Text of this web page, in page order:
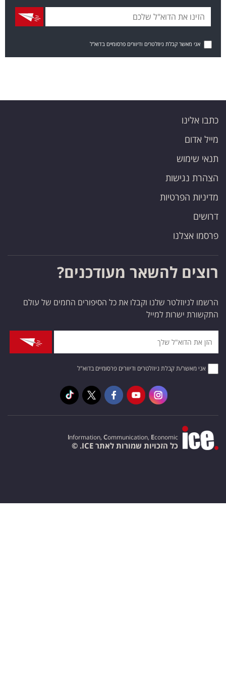
אני מאשר קבלת ניוזלטרים ודיוורים פרסומיים בדוא"ל
כתבו אלינו
מייל אדום
תנאי שימוש
הצהרת נגישות
מדיניות הפרטיות
דרושים
פרסמו אצלנו
רוצים להשאר מעודכנים?
הרשמו לניוזלטר שלנו וקבלו את כל הסיפורים החמים של עולם
התקשורת ישרות למייל
אני מאשר/ת קבלת ניוזלטרים ודיוורים פרסומיים בדוא"ל
Information, Communication, Economic
כל הזכויות שמורות לאתר ICE. ©